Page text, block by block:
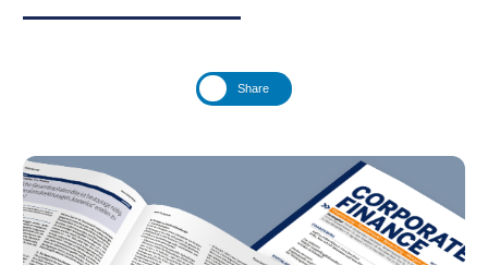
Share